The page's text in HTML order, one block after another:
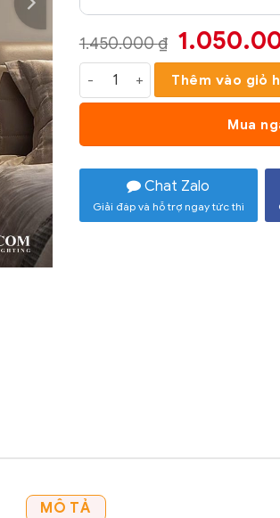
1.450.000₫ Giá
gốc
là:
Đèn Tường Trang Trí Hiện Đại
Thêm vào giỏ
Mua
Chat Zalo
Giải đáp và hỗ trợ ngay tức thì
MÔ TẢ